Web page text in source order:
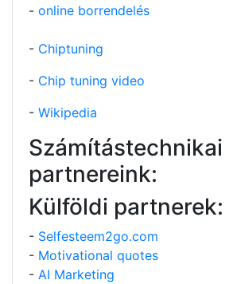
- online borrendelés
- Chiptuning
- Chip tuning video
- Wikipedia
Számítástechnikai
partnereink:
Külföldi partnerek:
- Selfesteem2go.com
- Motivational quotes
- AI Marketing